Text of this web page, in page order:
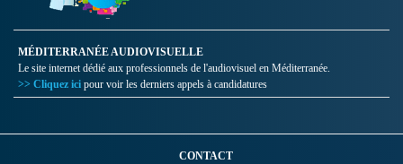
MÉDITERRANÉE AUDIOVISUELLE
Le site internet dédié aux professionnels de l'audiovisuel en Méditerranée.
>> Cliquez ici pour voir les derniers appels à candidatures
CONTACT